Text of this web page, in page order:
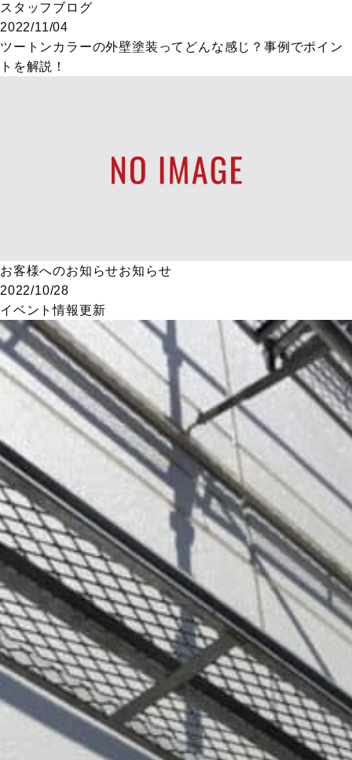
スタッフブログ
2022/11/04
ツートンカラーの外壁塗装ってどんな感じ？事例でポイン
トを解説！
お客様へのお知らせお知らせ
2022/10/28
イベント情報更新